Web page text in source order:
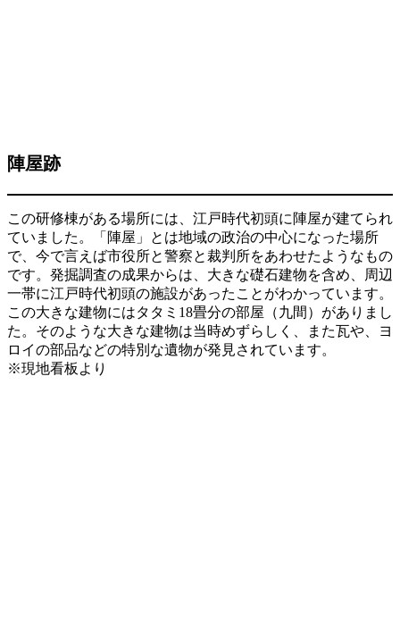
陣屋跡
この研修棟がある場所には、江戸時代初頭に陣屋が建てられ
ていました。「陣屋」とは地域の政治の中心になった場所
で、今で言えば市役所と警察と裁判所をあわせたようなもの
です。発掘調査の成果からは、大きな礎石建物を含め、周辺
一帯に江戸時代初頭の施設があったことがわかっています。
この大きな建物にはタタミ18畳分の部屋（九間）がありまし
た。そのような大きな建物は当時めずらしく、また瓦や、ヨ
ロイの部品などの特別な遺物が発見されています。
※現地看板より